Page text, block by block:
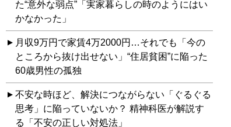
た“意外な弱点”「実家暮らしの時のようにはい
かなかった」
月収9万円で家賃4万2000円…それでも「今の
ところから抜け出せない」“住居貧困”に陥った
60歳男性の孤独
不安な時ほど、解決につながらない「ぐるぐる
思考」に陥っていないか？ 精神科医が解説す
る「不安の正しい対処法」